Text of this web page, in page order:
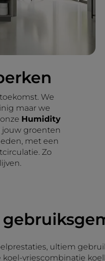
We
maar we
Humidity
jouw groenten
met een
Zo
ultiem
vriescombinatie